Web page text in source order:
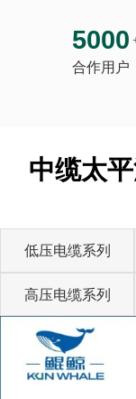
5000
合作用户
中缆太
低压电缆系列
高压电缆系列